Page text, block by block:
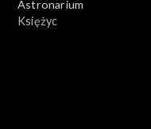
Astronarium
Księżyc